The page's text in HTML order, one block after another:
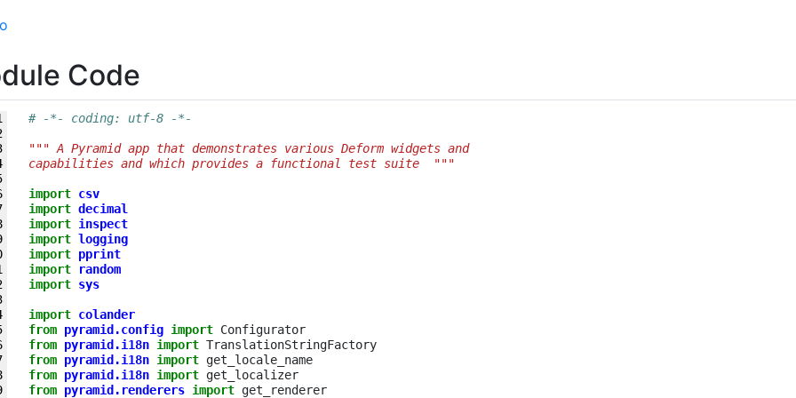
Code
1935
1936
1937
1938
1939
1940
1941
1942
1943
1944
1945
1946
1947
1948
1949
1950
1951
1952
1953
1954
1955
1956
1957
1958
1959
1960
1961
1962
1963
1964
1965
1966
1967
1968
1969
1970
1971
1972
1973
1974
1975
1976
1977
1978
1979
1980
1981
1982
1983
1984
1985
1986
1987
1988
1989
1990
1991
1992
1993
1994
1995
1996
1997
1998
1999
2000
# -*- coding: utf-8 -*-
""" A Pyramid app that demonstrates various Deform widgets and
capabilities and which provides a functional test suite  """
import csv
import decimal
import inspect
import logging
import pprint
import
random
import sys
import colander
from pyramid.config import Configurator
from pyramid.i18n import TranslationStringFactory
from pyramid.i18n import get_locale_name
from pyramid.i18n import get_localizer
from pyramid.renderers import get_renderer